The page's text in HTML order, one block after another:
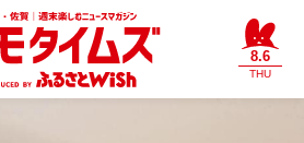
8.6
THU